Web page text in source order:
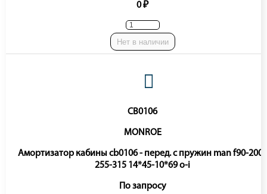
0 ₽
Нет в наличии
CB0106
MONROE
Амортизатор кабины cb0106 - перед. с пружин man f90-2000
255-315 14*45-10*69 o-i
По запросу